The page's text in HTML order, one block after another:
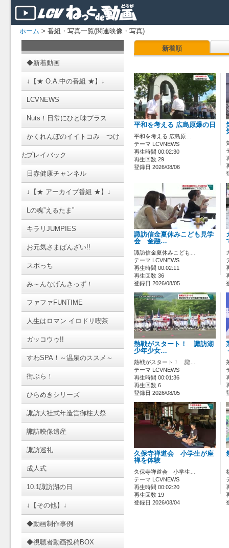
ホーム > 番組・写真一覧(関連映像・写真)
◆新着動画
↓【★ O.A.中の番組 ★】↓
LCVNEWS
Nuts！日常にひと味プラス
かくれんぼのイイトコみ―つけ
たプレイバック
日赤健康チャンネル
↓【★ アーカイブ番組 ★】↓
Lの魂”えるたま”
キラリJUMPIES
お元気さまばんざい!!
スポっち
み～んなげんきっず！
ファファFUNTIME
人生はロマン イロドリ喫茶
ガッコウゥ!!
すわSPA！～温泉のススメ～
街ぶら！
ひらめきシリーズ
諏訪大社式年造営御柱大祭
諏訪映像遺産
諏訪巡礼
成人式
10.1諏訪湖の日
↓【その他】↓
◆動画制作事例
◆視聴者動画投稿BOX
新着順
平和を考える 広島原爆の日
平和を考える 広島原…
テーマ LCVNEWS
再生時間 00:02:30
再生回数 29
登録日 2026/08/06
諏訪信金夏休みこども見学
会 金融…
諏訪信金夏休みこども…
テーマ LCVNEWS
再生時間 00:02:11
再生回数 36
登録日 2026/08/05
熱戦がスタート！ 諏訪湖
少年少女…
熱戦がスタート！ 諏…
テーマ LCVNEWS
再生時間 00:01:36
再生回数 6
登録日 2026/08/05
久保寺禅道会 小学生が座
禅を体験
久保寺禅道会 小学生…
テーマ LCVNEWS
再生時間 00:02:20
再生回数 19
登録日 2026/08/04